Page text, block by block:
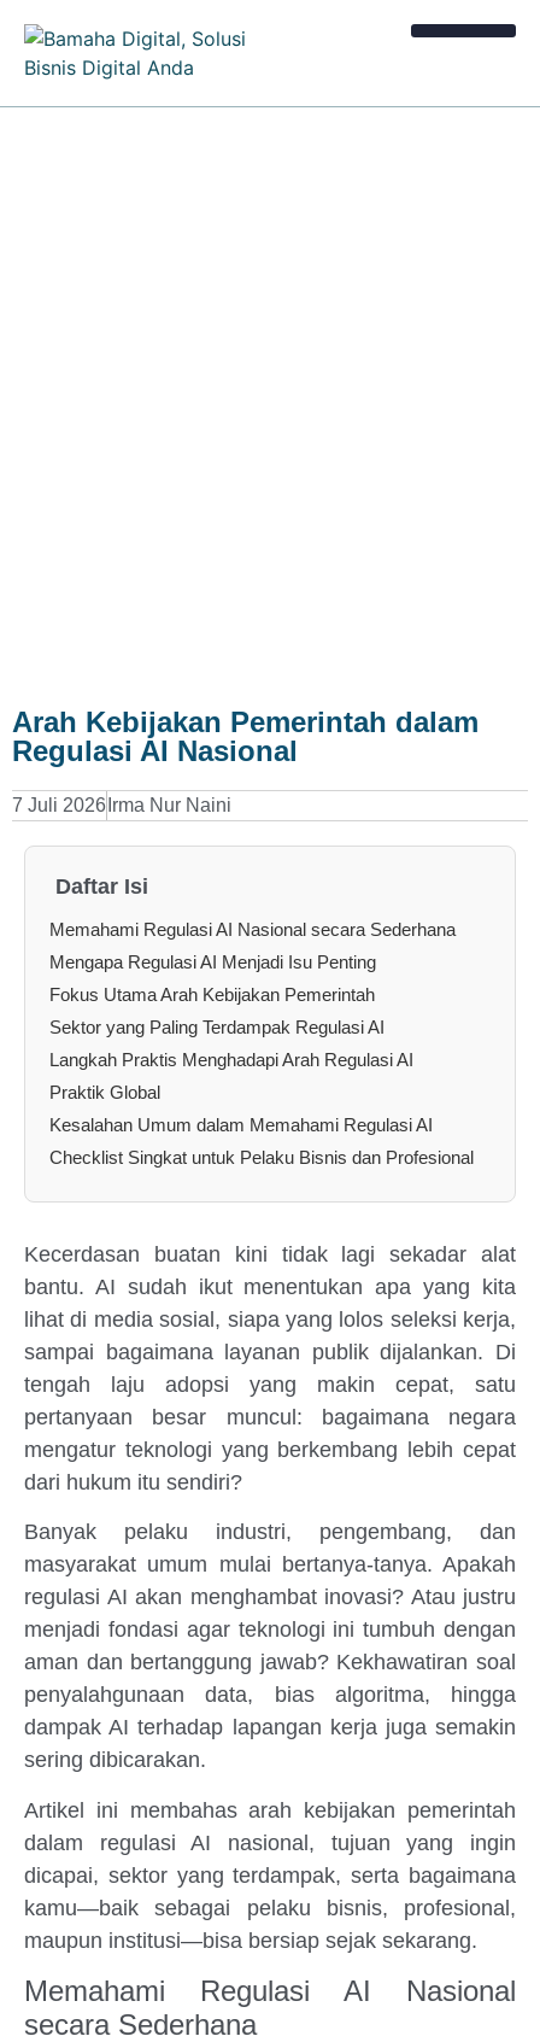
Arah Kebijakan Pemerintah dalam
Regulasi AI Nasional
7 Juli 2026 Irma Nur Naini
Daftar Isi
Memahami Regulasi AI Nasional secara Sederhana
Mengapa Regulasi AI Menjadi Isu Penting
Fokus Utama Arah Kebijakan Pemerintah
Sektor yang Paling Terdampak Regulasi AI
Langkah Praktis Menghadapi Arah Regulasi AI
Praktik Global
Kesalahan Umum dalam Memahami Regulasi AI
Checklist Singkat untuk Pelaku Bisnis dan Profesional
Kecerdasan buatan kini tidak lagi sekadar alat
bantu. AI sudah ikut menentukan apa yang kita
lihat di media sosial, siapa yang lolos seleksi kerja,
sampai bagaimana layanan publik dijalankan. Di
tengah laju adopsi yang makin cepat, satu
pertanyaan besar muncul: bagaimana negara
mengatur teknologi yang berkembang lebih cepat
dari hukum itu sendiri?
Banyak pelaku industri, pengembang, dan
masyarakat umum mulai bertanya-tanya. Apakah
regulasi AI akan menghambat inovasi? Atau justru
menjadi fondasi agar teknologi ini tumbuh dengan
aman dan bertanggung jawab? Kekhawatiran soal
penyalahgunaan data, bias algoritma, hingga
dampak AI terhadap lapangan kerja juga semakin
sering dibicarakan.
Artikel ini membahas arah kebijakan pemerintah
dalam regulasi AI nasional, tujuan yang ingin
dicapai, sektor yang terdampak, serta bagaimana
kamu—baik sebagai pelaku bisnis, profesional,
maupun institusi—bisa bersiap sejak sekarang.
Memahami Regulasi AI Nasional
secara Sederhana